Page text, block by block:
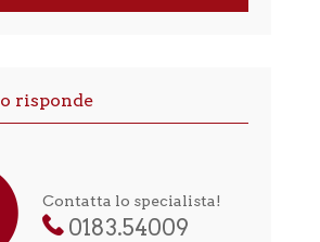
risponde
Contatta lo specialista!
0183.54009